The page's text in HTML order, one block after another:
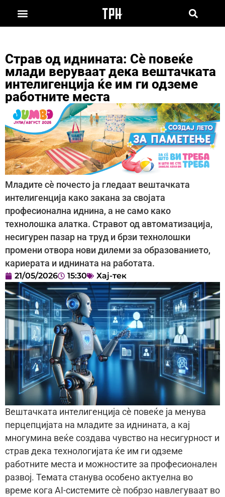
Страв од иднината: Сè повеќе
млади веруваат дека вештачката
интелигенција ќе им ги одземе
работните места
Младите сè почесто ја гледаат вештачката
интелигенција како закана за својата
професионална иднина, а не само како
технолошка алатка. Стравот од автоматизација,
несигурен пазар на труд и брзи технолошки
промени отвора нови дилеми за образованието,
кариерата и иднината на работата.
21/05/2026 15:30 Хај-тек
Вештачката интелигенција сè повеќе ја менува
перцепцијата на младите за иднината, а кај
многумина веќе создава чувство на несигурност и
страв дека технологијата ќе им ги одземе
работните места и можностите за професионален
развој. Темата станува особено актуелна во
време кога AI-системите сè побрзо навлегуваат во